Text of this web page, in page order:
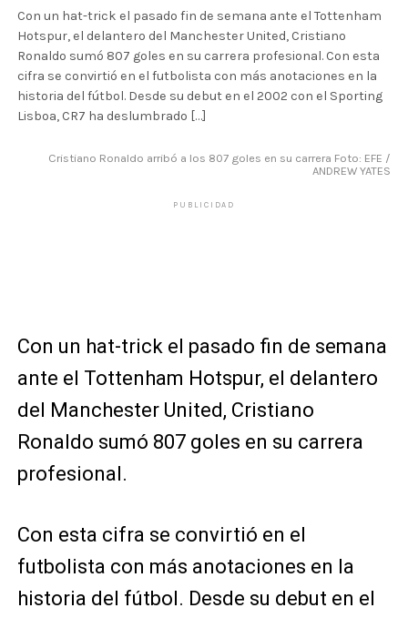
Con un hat-trick el pasado fin de semana ante el Tottenham
Hotspur, el delantero del Manchester United, Cristiano
Ronaldo sumó 807 goles en su carrera profesional. Con esta
cifra se convirtió en el futbolista con más anotaciones en la
historia del fútbol. Desde su debut en el 2002 con el Sporting
Lisboa, CR7 ha deslumbrado […]
Cristiano Ronaldo arribó a los 807 goles en su carrera Foto: EFE /
ANDREW YATES
PUBLICIDAD
Con un hat-trick el pasado fin de semana
ante el Tottenham Hotspur, el delantero
del Manchester United, Cristiano
Ronaldo sumó 807 goles en su carrera
profesional.
Con esta cifra se convirtió en el
futbolista con más anotaciones en la
historia del fútbol. Desde su debut en el